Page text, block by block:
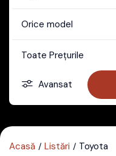
Orice model
Toate Prețurile
Avansat
Acasă Listări
Toyota